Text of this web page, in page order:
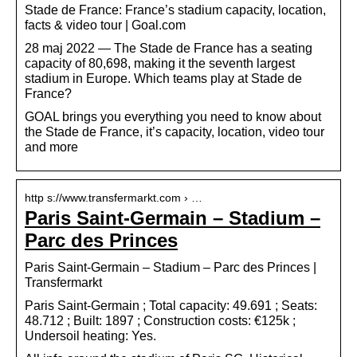
Stade de France: France’s stadium capacity, location,
facts & video tour | Goal.com
28 maj 2022 — The Stade de France has a seating
capacity of 80,698, making it the seventh largest
stadium in Europe. Which teams play at Stade de
France?
GOAL brings you everything you need to know about
the Stade de France, it’s capacity, location, video tour
and more
http s://www.transfermarkt.com › …
Paris Saint-Germain – Stadium –
Parc des Princes
Paris Saint-Germain – Stadium – Parc des Princes |
Transfermarkt
Paris Saint-Germain ; Total capacity: 49.691 ; Seats:
48.712 ; Built: 1897 ; Construction costs: €125k ;
Undersoil heating: Yes.